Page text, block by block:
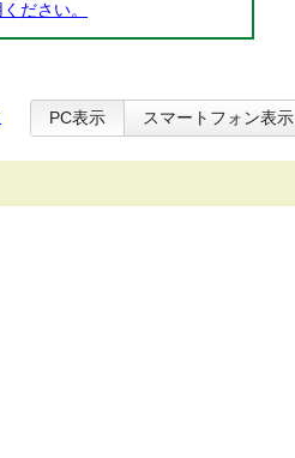
ださい。
PC表示 スマートフォン表示